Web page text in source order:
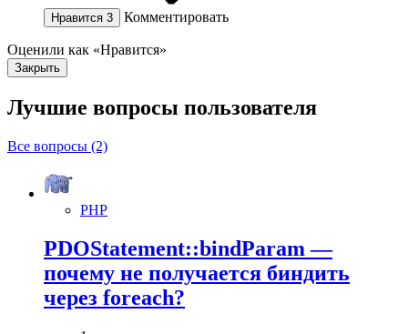
Нравится 3 Комментировать
Оценили как «Нравится»
Закрыть
Лучшие вопросы пользователя
Все вопросы (2)
PHP
PDOStatement::bindParam —
почему не получается биндить
через foreach?